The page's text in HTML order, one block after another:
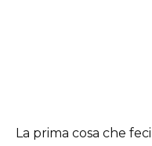
La prima cosa che